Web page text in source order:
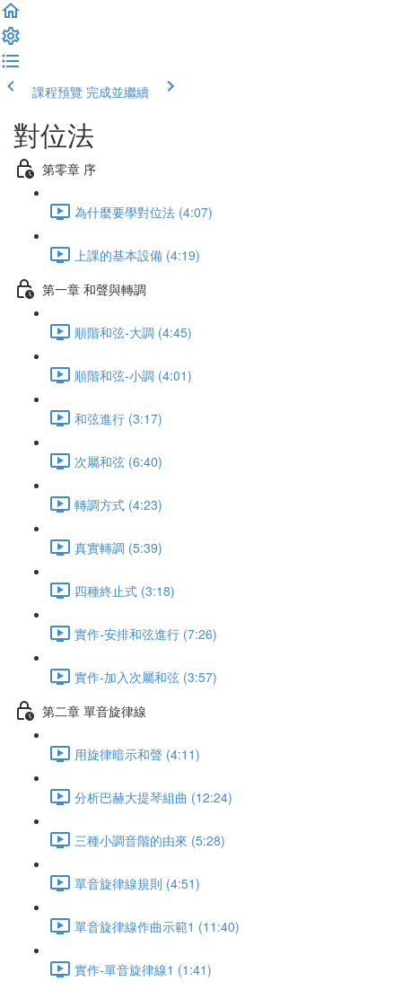
課程預覽 完成並繼續
對位法
第零章 序
為什麼要學對位法 (4:07)
上課的基本設備 (4:19)
第一章 和聲與轉調
順階和弦-大調 (4:45)
順階和弦-小調 (4:01)
和弦進行 (3:17)
次屬和弦 (6:40)
轉調方式 (4:23)
真實轉調 (5:39)
四種終止式 (3:18)
實作-安排和弦進行 (7:26)
實作-加入次屬和弦 (3:57)
第二章 單音旋律線
用旋律暗示和聲 (4:11)
分析巴赫大提琴組曲 (12:24)
三種小調音階的由來 (5:28)
單音旋律線規則 (4:51)
單音旋律線作曲示範1 (11:40)
實作-單音旋律線1 (1:41)